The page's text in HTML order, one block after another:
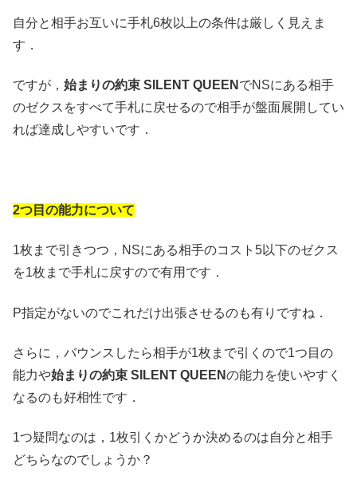
自分と相手お互いに手札6枚以上の条件は厳しく見えま
す．
ですが， 始まりの約束 SILENT QUEEN でNSにある相手
のゼクスをすべて手札に戻せるので相手が盤面展開してい
れば達成しやすいです．
2つ目の能力について
1枚まで引きつつ，NSにある相手のコスト5以下のゼクス
を1枚まで手札に戻すので有用です．
P指定がないのでこれだけ出張させるのも有りですね．
さらに，バウンスしたら相手が1枚まで引くので1つ目の
能力や始まりの約束 SILENT QUEENの能力を使いやすく
なるのも好相性です．
1つ疑問なのは，1枚引くかどうか決めるのは自分と相手
どちらなのでしょうか？